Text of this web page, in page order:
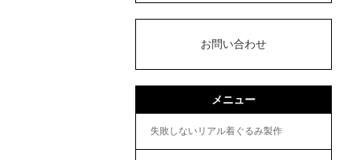
お問い合わせ
メニュー
失敗しないリアル着ぐるみ製作